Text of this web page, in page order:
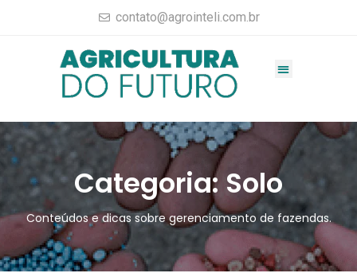
contato@agrointeli.com.br
Categoria: Solo
Conteúdos e dicas sobre gerenciamento de fazendas.